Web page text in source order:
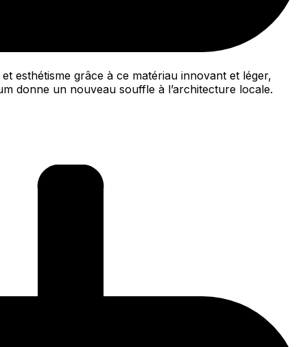
esthétisme grâce à ce matériau innovant et léger,
donne un nouveau souffle à l’architecture locale.